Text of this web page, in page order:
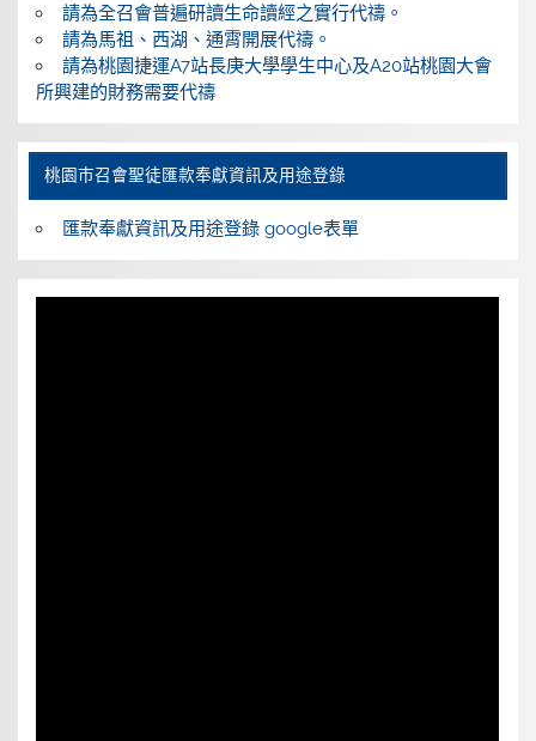
請為全召會普遍研讀生命讀經之實行代禱。
請為馬祖、西湖、通霄開展代禱。
請為桃園捷運A7站長庚大學學生中心及A20站桃園大會
所興建的財務需要代禱
桃園巿召會聖徒匯款奉獻資訊及用途登錄
匯款奉獻資訊及用途登錄 google表單